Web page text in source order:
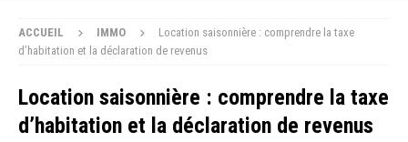
ACCUEIL IMMO
Location saisonnière : comprendre la taxe
d’habitation et la déclaration de revenus
Location saisonnière : comprendre la taxe
d’habitation et la déclaration de revenus